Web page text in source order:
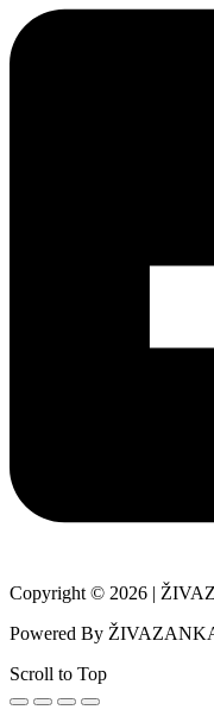
Copyright © 2026 |
Powered By
Scroll to Top